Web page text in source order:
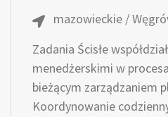
mazowieckie /
Zadania Ścisłe
menedżerskimi w
bieżącym zarządzaniem
Koordynowanie